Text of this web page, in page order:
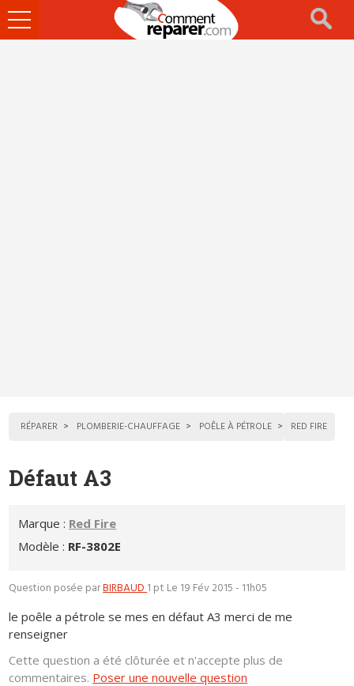
Ouvrir
le
RÉPARER PLOMBERIE-CHAUFFAGE POÊLE À PÉTROLE RED FIRE
Défaut A3
Marque : Red Fire
Modèle : RF-3802E
Question posée parBIRBAUD1 pt Le 19 Fév 2015 - 11h05
le poêle a pétrole se mes en défaut A3 merci de me
renseigner
Cette question a été clôturée et n'accepte plus de
commentaires. Poser une nouvelle question